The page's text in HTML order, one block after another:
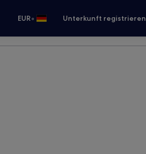
EUR• Unterkunft registrieren